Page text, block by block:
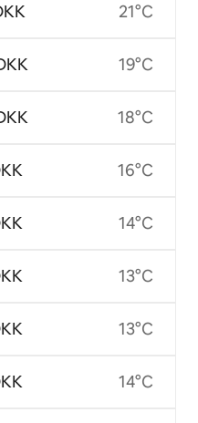
21°C
19°C
18°C
16°C
14°C
13°C
13°C
14°C